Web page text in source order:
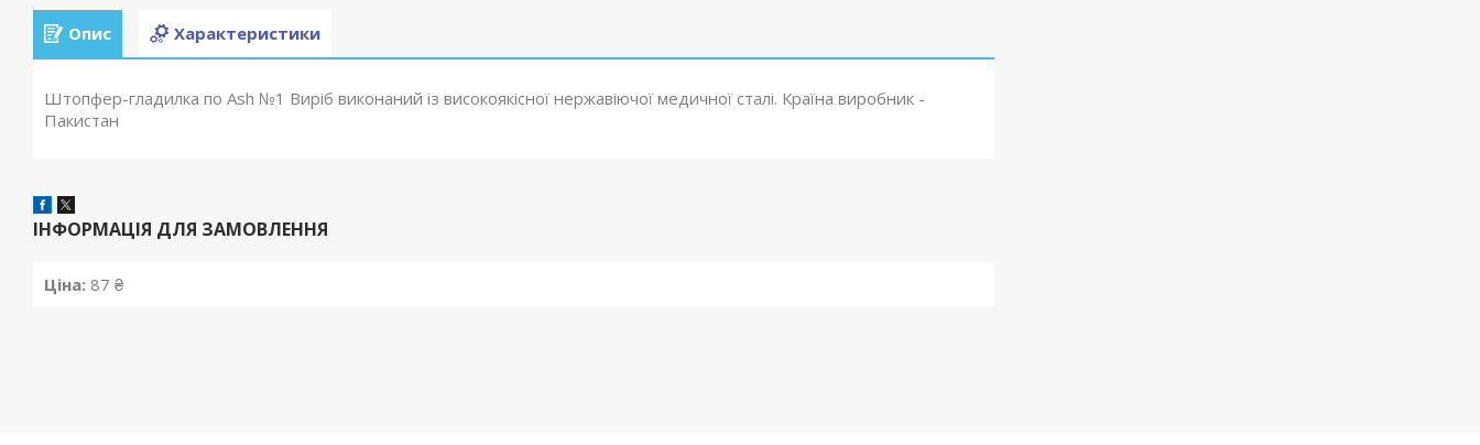
Опис Характеристики
Штопфер-гладилка по Ash №1 Виріб виконаний із високоякісної нержавіючої медичної сталі. Країна виробник -
Пакистан
ІНФОРМАЦІЯ ДЛЯ ЗАМОВЛЕННЯ
Ціна: 87 ₴